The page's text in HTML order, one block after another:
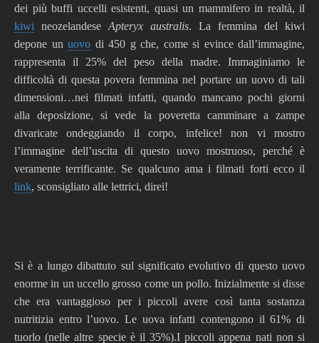
dei più buffi uccelli esistenti, quasi un mammifero in realtà, il
kiwi neozelandese Apteryx australis. La femmina del kiwi
depone un uovo di 450 g che, come si evince dall’immagine,
rappresenta il 25% del peso della madre. Immaginiamo le
difficoltà di questa povera femmina nel portare un uovo di tali
dimensioni…nei filmati infatti, quando mancano pochi giorni
alla deposizione, si vede la poveretta camminare a zampe
divaricate ondeggiando il corpo, infelice! non vi mostro
l’immagine dell’uscita di questo uovo mostruoso, perché è
veramente terrificante. Se qualcuno ama i filmati forti ecco il
link, sconsigliato alle lettrici, direi!
Si è a lungo dibattuto sul significato evolutivo di questo uovo
enorme in un uccello grosso come un pollo. Inizialmente si disse
che era vantaggioso per i piccoli avere così tanta sostanza
nutritizia entro l’uovo. Le uova infatti contengono il 61% di
tuorlo (nelle altre specie è il 35%).I piccoli appena nati non si